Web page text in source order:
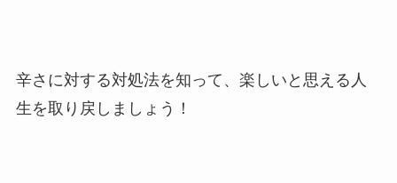
辛さに対する対処法を知って、楽しいと思える人
生を取り戻しましょう！